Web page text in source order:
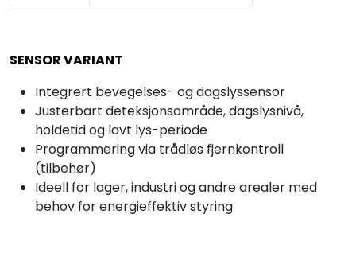
SENSOR VARIANT
Integrert bevegelses- og dagslyssensor
Justerbart deteksjonsområde, dagslysnivå,
holdetid og lavt lys-periode
Programmering via trådløs fjernkontroll
(tilbehør)
Ideell for lager, industri og andre arealer med
behov for energieffektiv styring